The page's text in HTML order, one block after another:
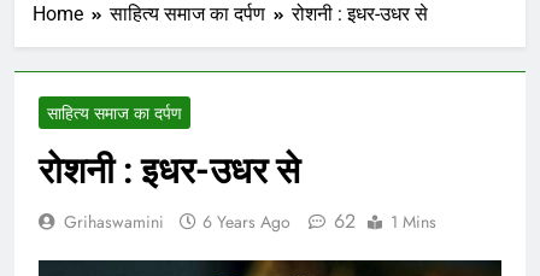
Home साहित्य समाज का दर्पण रोशनी : इधर-उधर से
साहित्य समाज का दर्पण
रोशनी : इधर-उधर से
Grihaswamini 6 Years Ago 62 1 Mins